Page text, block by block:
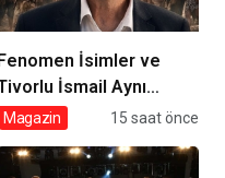
Fenomen İsimler ve
İsmail Aynı
Buluştu! !Kozalak
Vizyonda
Magazin 15 saat önce